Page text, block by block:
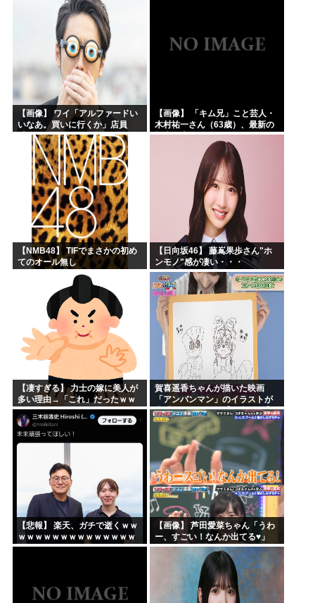
韓国人「イジョンフ本日の全米が呆れる守備エラーを見てくだ...
高市早苗さん、熊本避難所までいって謎の顔面ライトアップシ...
海外「日本のアニメがここまで泣けるなんて…！」海外のアニ...
下手うまな絵師の顔の描き方大体これ
【画像】 ワイ「アルファードい
いなあ。買いに行くか」店員
「ほいっ見積もりな！」ワイ
「金額おかしくね？」←お前ら
もそう思うよな？？？？？
【画像】 「キム兄」こと芸人・
木村祐一さん（63歳）、最新の
松本人志さんとのツーショット
が完全に別人だとネット騒然！
「マジで誰かわからん」...
【NMB48】 TIFでまさかの初め
てのオール無し
【日向坂46】 藤嶌果歩さん"ホ
ンモノ"感が凄い・・・
【凄すぎる】 力士の嫁に美人が
多い理由→「これ」だったｗｗ
ｗｗｗｗｗ
賀喜遥香ちゃんが描いた映画
「アンパンマン」のイラストが
上手すぎる！！！【乃木坂46】
【悲報】 楽天、ガチで逝くｗｗ
ｗｗｗｗｗｗｗｗｗｗｗｗｗｗ
ｗｗｗｗ
【画像】 芦田愛菜ちゃん「うわ
ー、すごい！なんか出てる♥」